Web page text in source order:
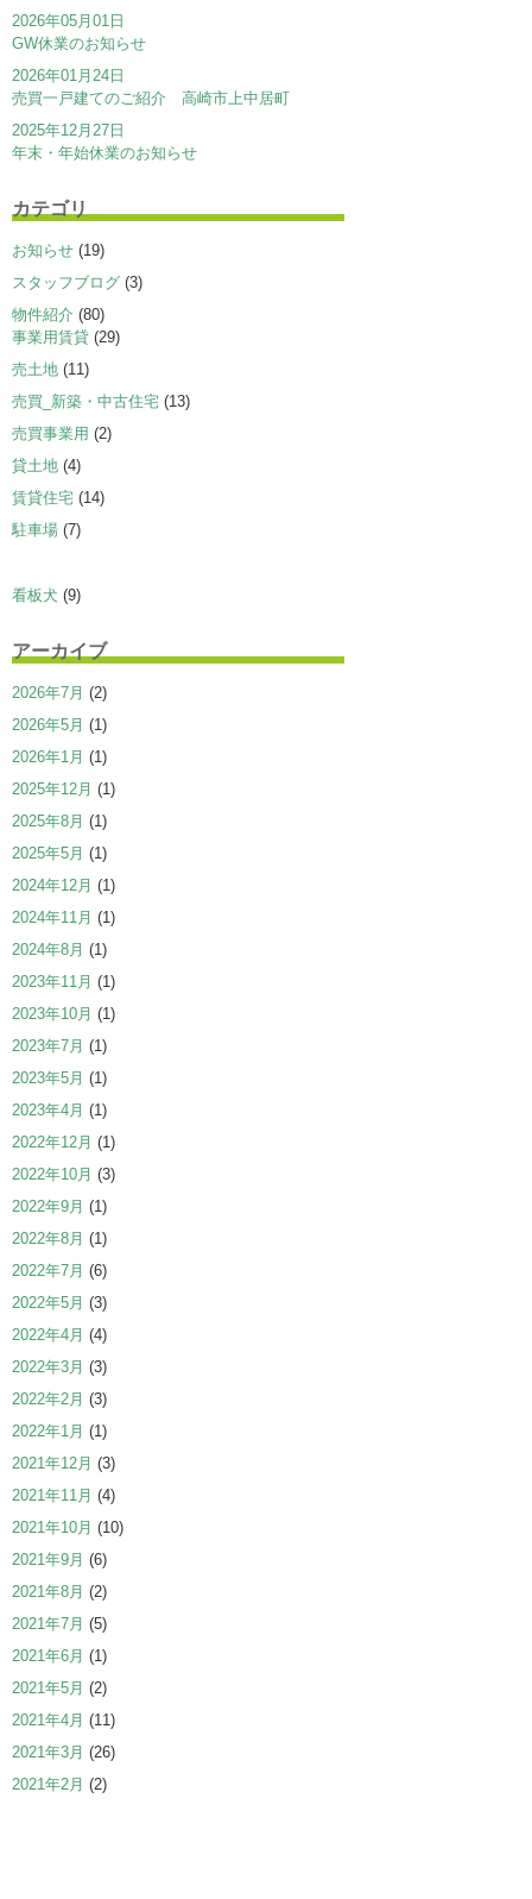
2026年05月01日
GW休業のお知らせ
2026年01月24日
売買一戸建てのご紹介 高崎市上中居町
2025年12月27日
年末・年始休業のお知らせ
カテゴリ
お知らせ (19)
スタッフブログ (3)
物件紹介 (80)
事業用賃貸 (29)
売土地 (11)
売買_新築・中古住宅 (13)
売買事業用 (2)
貸土地 (4)
賃貸住宅 (14)
駐車場 (7)
看板犬 (9)
アーカイブ
2026年7月 (2)
2026年5月 (1)
2026年1月 (1)
2025年12月 (1)
2025年8月 (1)
2025年5月 (1)
2024年12月 (1)
2024年11月 (1)
2024年8月 (1)
2023年11月 (1)
2023年10月 (1)
2023年7月 (1)
2023年5月 (1)
2023年4月 (1)
2022年12月 (1)
2022年10月 (3)
2022年9月 (1)
2022年8月 (1)
2022年7月 (6)
2022年5月 (3)
2022年4月 (4)
2022年3月 (3)
2022年2月 (3)
2022年1月 (1)
2021年12月 (3)
2021年11月 (4)
2021年10月 (10)
2021年9月 (6)
2021年8月 (2)
2021年7月 (5)
2021年6月 (1)
2021年5月 (2)
2021年4月 (11)
2021年3月 (26)
2021年2月 (2)